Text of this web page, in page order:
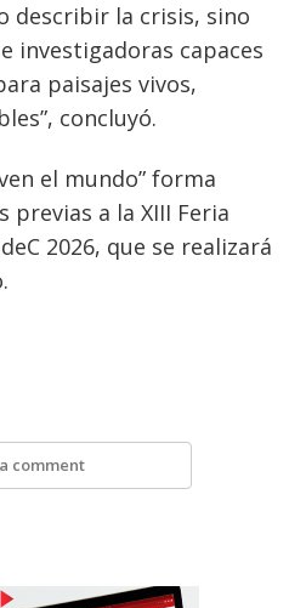
describir la crisis, sino
investigadoras capaces
paisajes vivos,
concluyó.
el mundo” forma
previas a la XIII Feria
2026, que se realizará
comment